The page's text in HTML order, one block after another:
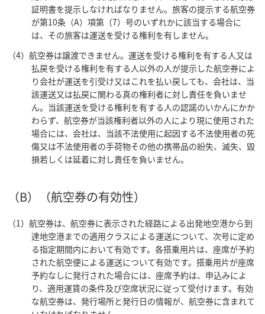
証明書を提示しなければなりません。旅客の提示する航空券
が第10条（A）項第（7）号のいずれかに該当する場合に
は、その旅客は運送を受ける権利を有しません。
（4）航空券は譲渡できません。運送を受ける権利を有する人又は
払戻を受ける権利を有する人以外の人が提示した航空券によ
り会社が運送を引受け又はこれを払い戻しても、会社は、当
該運送又は払戻に関わる真の権利者に対し責任を負いませ
ん。当該運送を受ける権利を有する人の認諾のいかんにかか
わらず、航空券が当該権利者以外の人により現に使用された
場合には、会社は、当該不法使用に起因する不法使用者の死
傷又は不法使用者の手荷物その他の携帯品の紛失、滅失、毀
損若しくは延着に対し責任を負いません。
（B）（航空券の有効性）
（1）航空券は、航空券に表示された経路による出発地空港から到
達地空港までの適用クラスによる運送について、次号に定め
る指定期間内において有効です。各搭乗用片は、座席が予約
された航空便による運送について有効です。搭乗用片が座席
予約なしに発行された場合には、座席予約は、申込みによ
り、適用運賃の条件及び空席状況に従って受付けます。有効
な航空券は、発行場所と発行日の情報が、航空券に含まれて